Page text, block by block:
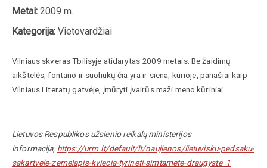
Metai: 2009 m.
Kategorija: Vietovardžiai
Vilniaus skveras Tbilisyje atidarytas 2009 metais. Be žaidimų
aikštelės, fontano ir suoliukų čia yra ir siena, kurioje, panašiai kaip
Vilniaus Literatų gatvėje, įmūryti įvairūs maži meno kūriniai.
Lietuvos Respublikos užsienio reikalų ministerijos
informacija, https://urm.lt/default/lt/naujienos/lietuvisku-pedsaku-
sakartvele-zemelapis-kviecia-tyrineti-simtamete-draugyste_1